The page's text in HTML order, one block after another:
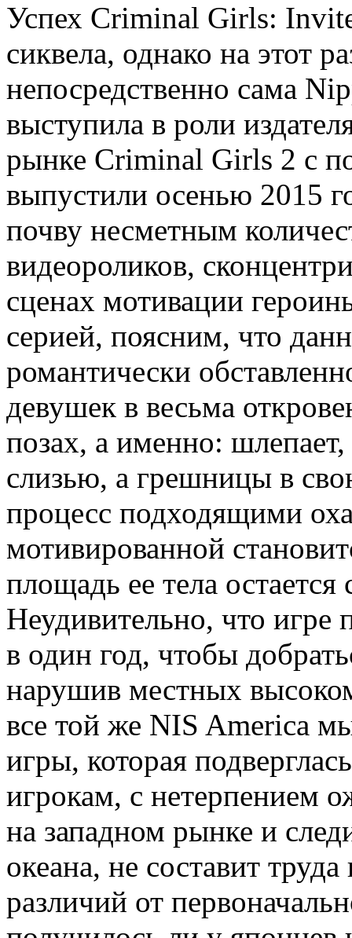
Успех Criminal Girls:
сиквела, однако на этот
непосредственно сама
выступила в роли
рынке Criminal Girls 2 с
выпустили осенью 2015
почву несметным
видеороликов,
сценах мотивации
серией, поясним, что
романтически
девушек в весьма
позах, а именно:
слизью, а грешницы в
процесс подходящими
мотивированной
площадь ее тела
Неудивительно, что
в один год, чтобы
нарушив местных
все той же NIS America
игры, которая
игрокам, с нетерпением
на западном рынке и
океана, не составит
различий от